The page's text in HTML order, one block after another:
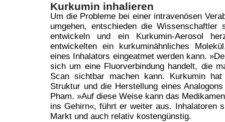
Kurkumin inhalieren
Um die Probleme bei einer intravenösen
umgehen, entschieden die
entwickeln und ein Kurkumin-Aerosol
entwickelten ein kurkuminähnliches
eines Inhalators eingeatmet werden kann.
sich um eine Fluorverbindung handelt, die
Scan sichtbar machen kann. Kurkumin
Struktur und die Herstellung eines
Pham. »Auf diese Weise kann das
ins Gehirn«, führt er weiter aus. Inhalatoren
Markt und auch relativ kostengünstig.